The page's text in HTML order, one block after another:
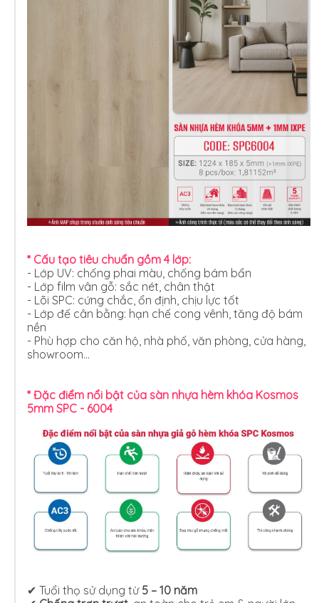
* Cấu tạo tiêu chuẩn gồm 4 lớp:
- Lớp UV: chống phai màu, chống bám bẩn
- Lớp film vân gỗ: sắc nét, chân thật
- Lõi SPC: cứng chắc, ổn định, chịu lực tốt
- Lớp đế cân bằng: hạn chế cong vênh, tăng độ bám
nền
- Phù hợp cho căn hộ, nhà phố, văn phòng, cửa hàng,
showroom…
* Đặc điểm nổi bật của sàn nhựa hèm khóa Kosmos
5mm SPC - 6004
✔ Tuổi thọ sử dụng từ 5 – 10 năm